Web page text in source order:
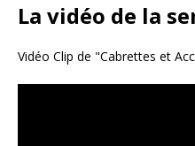
La vidéo de la
Vidéo Clip de "Cabrettes et